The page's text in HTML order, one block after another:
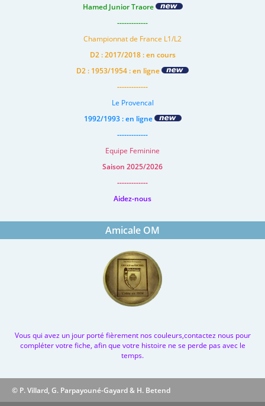
Hamed Junior Traore
-------------
Championnat de France L1/L2
D2 : 2017/2018 : en cours
D2 : 1953/1954 : en ligne
-------------
Le Provencal
1992/1993 : en ligne
-------------
Equipe Feminine
Saison 2025/2026
-------------
Aidez-nous
Amicale OM
Vous qui avez un jour porté fièrement nos couleurs,contactez nous pour
compléter votre fiche, afin que votre histoire ne se perde pas avec le
temps.
© P. Villard, G. Parpayouné-Gayard & H. Betend